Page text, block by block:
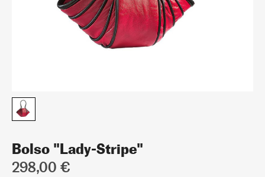
Bolso "Lady-Stripe"
298,00 €